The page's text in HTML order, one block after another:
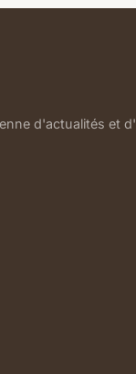
d'actualités et